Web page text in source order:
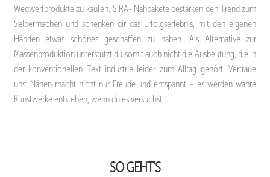
Wegwerfprodukte zu kaufen. SiRA- Nähpakete bestärken den Trend zum
Selbermachen und schenken dir das Erfolgserlebnis, mit den eigenen
Händen etwas schönes geschaffen zu haben. Als Alternative zur
Massenproduktion unterstützt du somit auch nicht die Ausbeutung, die in
der konventionellen Textilindustrie leider zum Alltag gehört. Vertraue
uns: Nähen macht nicht nur Freude und entspannt – es werden wahre
Kunstwerke entstehen, wenn du es versuchst.
SO GEHT’S